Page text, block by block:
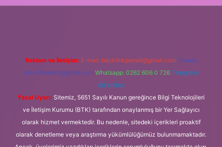
Reklam ve İletişim: E-mail: backlinkpaneli@gmail.com Teams:
forumhizmeti@gmail.com Whatsapp: 0262 606 0 726 Telegram:
@karabul
Yasal Uyarı: Sitemiz, 5651 Sayılı Kanun gereğince Bilgi Teknolojileri
ve İletişim Kurumu (BTK) tarafından onaylanmış bir Yer Sağlayıcı
olarak hizmet vermektedir. Bu nedenle, sitedeki içerikleri proaktif
olarak denetleme veya araştırma yükümlülüğümüz bulunmamaktadır.